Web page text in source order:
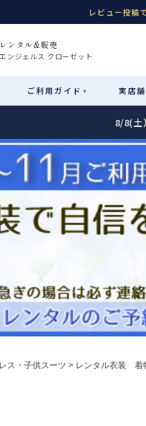
レビュー投稿
ンタル&販売
ンジェルス クローゼット
ご利用ガイド ▾ 実店舗
カテゴリ
セ パニエ
Wedding
Rentalレンタ
04 レンタル
予約・配
レンタ
06 あんしん
汚れ・キ
8/8(土
ス・子供スーツ レンタル衣装 着